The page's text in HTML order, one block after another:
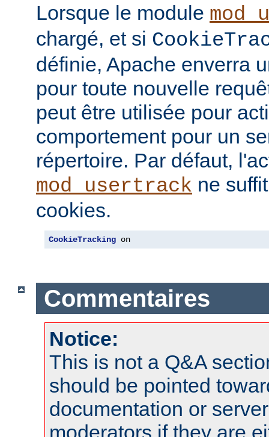
Lorsque le module
chargé, et si
définie, Apache enverra
pour toute nouvelle
peut être utilisée pour
comportement pour un
répertoire. Par défaut,
mod_usertrack ne
cookies.
CookieTracking on
Commentaires
Notice:
This is not a Q&A
should be pointed
documentation or
moderators if they are